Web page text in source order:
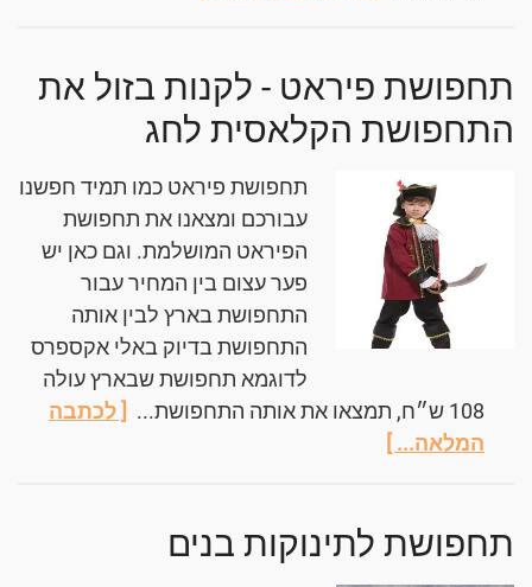
תחפושת פיראט - לקנות בזול את
התחפושת הקלאסית לחג
תחפושת פיראט כמו תמיד חפשנו
עבורכם ומצאנו את תחפושת
הפיראט המושלמת. וגם כאן יש
פער עצום בין המחיר עבור
התחפושת בארץ לבין אותה
התחפושת בדיוק באלי אקספרס
לדוגמא תחפושת שבארץ עולה
108 ש״ח, תמצאו את אותה התחפושת...
[ לכתבה
המלאה... ]
תחפושת לתינוקות בנים